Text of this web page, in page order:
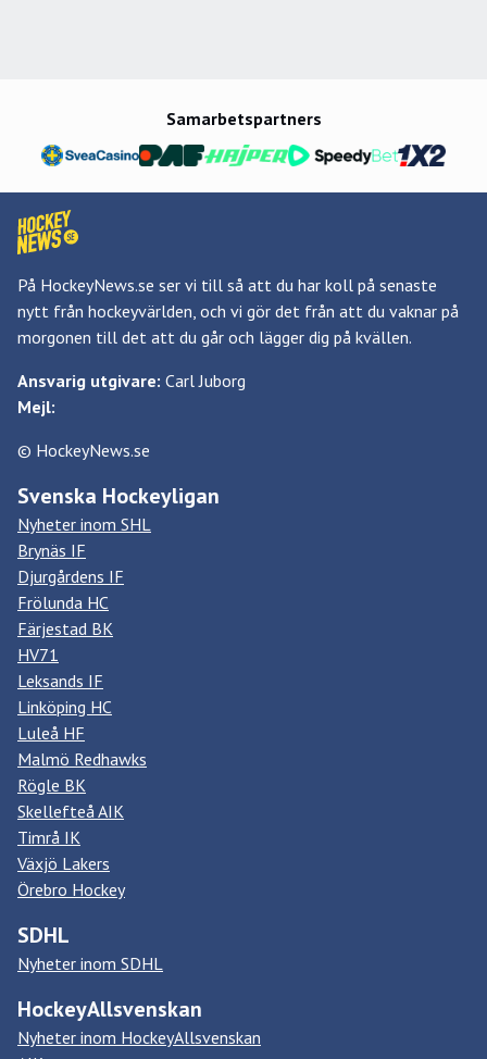
Samarbetspartners
På HockeyNews.se ser vi till så att du har koll på senaste
nytt från hockeyvärlden, och vi gör det från att du vaknar på
morgonen till det att du går och lägger dig på kvällen.
Ansvarig utgivare: Carl Juborg
Mejl:
© HockeyNews.se
Svenska Hockeyligan
Nyheter inom SHL
Brynäs IF
Djurgårdens IF
Frölunda HC
Färjestad BK
HV71
Leksands IF
Linköping HC
Luleå HF
Malmö Redhawks
Rögle BK
Skellefteå AIK
Timrå IK
Växjö Lakers
Örebro Hockey
SDHL
Nyheter inom SDHL
HockeyAllsvenskan
Nyheter inom HockeyAllsvenskan